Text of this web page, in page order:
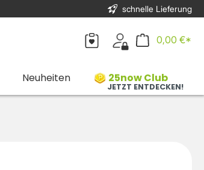
schnelle Lieferung
0,00 €*
Neuheiten 25now Club
JETZT ENTDECKEN!